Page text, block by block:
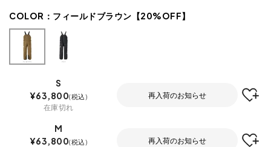
COLOR： フィールドブラウン【20%OFF】
S
¥63,800 税込
在庫切れ
再入荷のお知らせ
M
¥63,800 税込 再入荷のお知らせ